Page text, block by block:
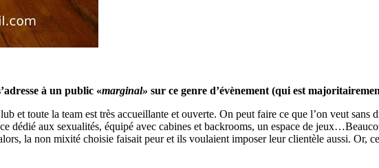
à un public «marginal» sur ce genre d’évènement (qui est
et toute la team est très accueillante et ouverte. On peut faire ce que l’on veut sans
dédié aux sexualités, équipé avec cabines et backrooms, un espace de
la non mixité choisie faisait peur et ils voulaient imposer leur clientèle aussi. Or,